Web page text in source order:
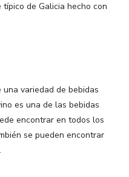
típico de Galicia hecho con
variedad de bebidas
es una de las bebidas
encontrar en todos los
se pueden encontrar